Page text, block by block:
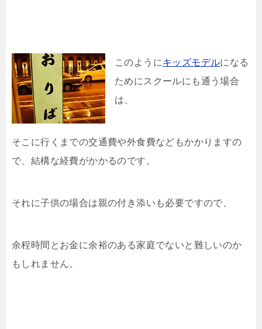
このようにキッズモデルになる
ためにスクールにも通う場合
は、
そこに行くまでの交通費や外食費などもかかりますの
で、結構な経費がかかるのです。
それに子供の場合は親の付き添いも必要ですので、
余程時間とお金に余裕のある家庭でないと難しいのか
もしれません。